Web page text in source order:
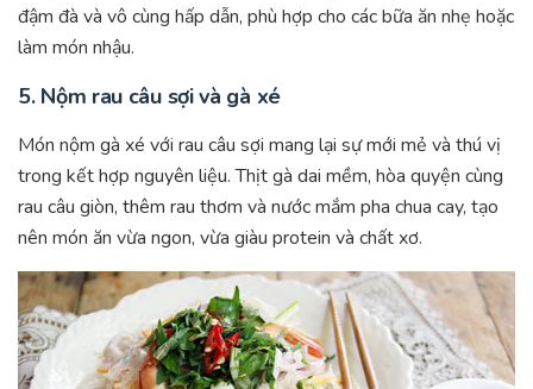
đậm đà và vô cùng hấp dẫn, phù hợp cho các bữa ăn nhẹ hoặc
làm món nhậu.
5. Nộm rau câu sợi và gà xé
Món nộm gà xé với rau câu sợi mang lại sự mới mẻ và thú vị
trong kết hợp nguyên liệu. Thịt gà dai mềm, hòa quyện cùng
rau câu giòn, thêm rau thơm và nước mắm pha chua cay, tạo
nên món ăn vừa ngon, vừa giàu protein và chất xơ.